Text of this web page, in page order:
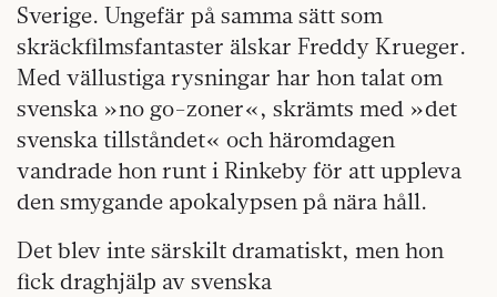
Sverige. Ungefär på samma sätt som
skräckfilmsfantaster älskar Freddy Krueger.
Med vällustiga rysningar har hon talat om
svenska »no go-zoner«, skrämts med »det
svenska tillståndet« och häromdagen
vandrade hon runt i Rinkeby för att uppleva
den smygande apokalypsen på nära håll.
Det blev inte särskilt dramatiskt, men hon
fick draghjälp av svenska